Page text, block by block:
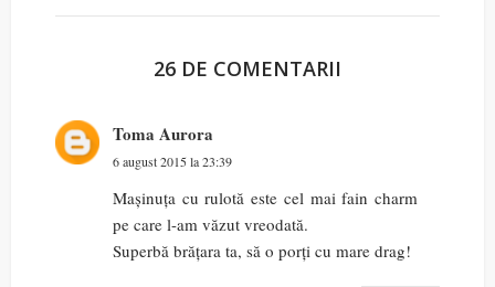
26 DE COMENTARII
Toma Aurora
6 august 2015 la 23:39
Mașinuța cu rulotă este cel mai fain charm
pe care l-am văzut vreodată.
Superbă brățara ta, să o porți cu mare drag!